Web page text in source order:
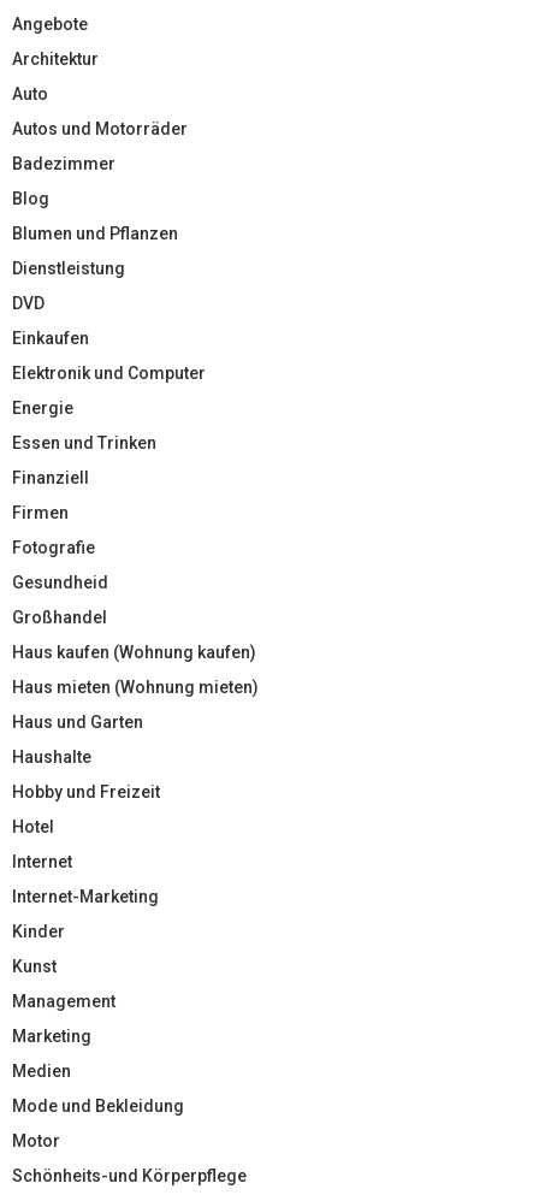
Angebote
Architektur
Auto
Autos und Motorräder
Badezimmer
Blog
Blumen und Pflanzen
Dienstleistung
DVD
Einkaufen
Elektronik und Computer
Energie
Essen und Trinken
Finanziell
Firmen
Fotografie
Gesundheid
Großhandel
Haus kaufen (Wohnung kaufen)
Haus mieten (Wohnung mieten)
Haus und Garten
Haushalte
Hobby und Freizeit
Hotel
Internet
Internet-Marketing
Kinder
Kunst
Management
Marketing
Medien
Mode und Bekleidung
Motor
Schönheits-und Körperpflege